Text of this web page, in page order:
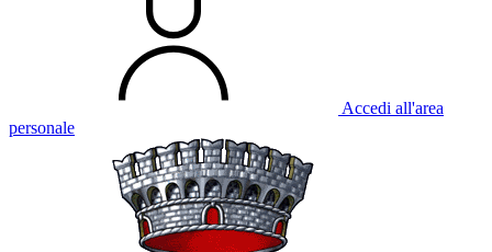
Accedi all'area
personale